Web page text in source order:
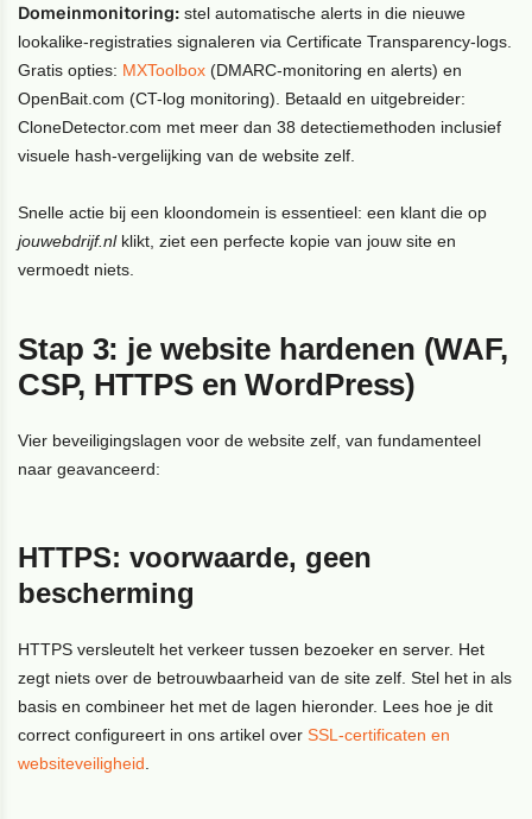
Domeinmonitoring: stel automatische alerts in die nieuwe
lookalike-registraties signaleren via Certificate Transparency-logs.
Gratis opties: MXToolbox (DMARC-monitoring en alerts) en
OpenBait.com (CT-log monitoring). Betaald en uitgebreider:
CloneDetector.com met meer dan 38 detectiemethoden inclusief
visuele hash-vergelijking van de website zelf.
Snelle actie bij een kloondome­in is essentieel: een klant die op
jouwebdrijf.nlklikt, ziet een perfecte kopie van jouw site en
vermoedt niets.
Stap 3: je website hardenen (WAF,
CSP, HTTPS en WordPress)
Vier beveiligingslagen voor de website zelf, van fundamenteel
naar geavanceerd:
HTTPS: voorwaarde, geen
bescherming
HTTPS versleutelt het verkeer tussen bezoeker en server. Het
zegt niets over de betrouwbaarheid van de site zelf. Stel het in als
basis en combineer het met de lagen hieronder. Lees hoe je dit
correct configureert in ons artikel overSSL-certificaten en
websiteveiligheid